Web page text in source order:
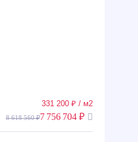
331 200 ₽ / м2
8 618 560 ₽7 756 704 ₽